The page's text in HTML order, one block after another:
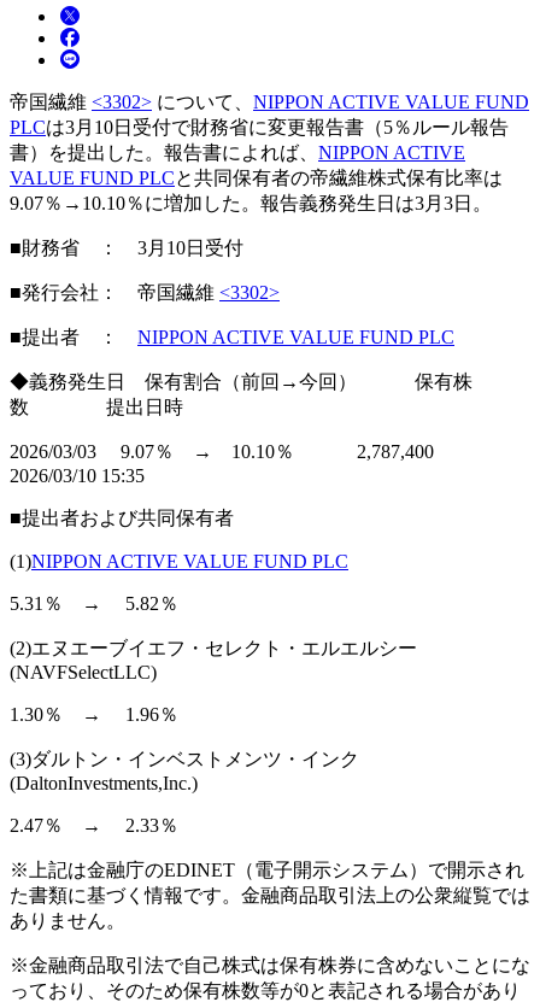
帝国繊維 <3302> について、 NIPPON ACTIVE VALUE FUND
PLCは3月10日受付で財務省に変更報告書（5％ルール報告
書）を提出した。報告書によれば、 NIPPON ACTIVE
VALUE FUND PLCと共同保有者の帝繊維株式保有比率は
9.07％→10.10％に増加した。報告義務発生日は3月3日。
■財務省 ： 3月10日受付
■発行会社： 帝国繊維 <3302>
■提出者 ： NIPPON ACTIVE VALUE FUND PLC
◆義務発生日 保有割合（前回→今回） 保有株
数 提出日時
2026/03/03 9.07％ → 10.10％ 2,787,400
2026/03/10 15:35
■提出者および共同保有者
(1)NIPPON ACTIVE VALUE FUND PLC
5.31％ → 5.82％
(2)エヌエーブイエフ・セレクト・エルエルシー
(NAVFSelectLLC)
1.30％ → 1.96％
(3)ダルトン・インベストメンツ・インク
(DaltonInvestments,Inc.)
2.47％ → 2.33％
※上記は金融庁のEDINET（電子開示システム）で開示され
た書類に基づく情報です。金融商品取引法上の公衆縦覧では
ありません。
※金融商品取引法で自己株式は保有株券に含めないことにな
っており、そのため保有株数等が0と表記される場合があり